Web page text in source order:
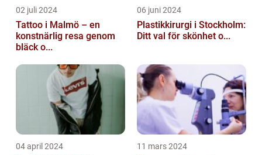
02 juli 2024
Tattoo i Malmö – en
konstnärlig resa genom
bläck o...
06 juni 2024
Plastikkirurgi i Stockholm:
Ditt val för skönhet o...
04 april 2024 11 mars 2024